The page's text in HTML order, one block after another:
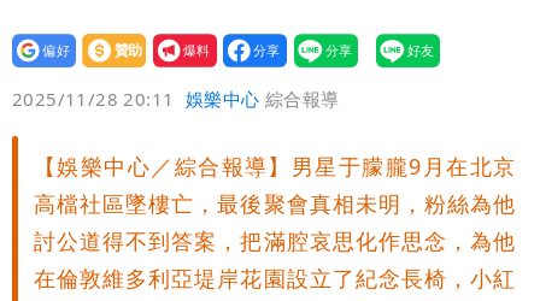
荒3+11台灣人沒有失憶
設為
贊助
我要
爆料
2025/11/28 20:11 娛樂中心 綜合報導
【娛樂中心／綜合報導】男星于朦朧9月在北京
高檔社區墜樓亡，最後聚會真相未明，粉絲為他
討公道得不到答案，把滿腔哀思化作思念，為他
在倫敦維多利亞堤岸花園設立了紀念長椅，小紅